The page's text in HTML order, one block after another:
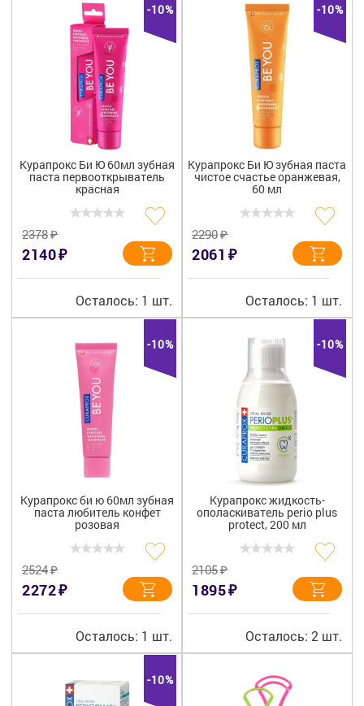
-10%
Курапрокс Би Ю 60мл зубная
паста первооткрыватель
красная
2378₽
2140₽
Осталось: 1 шт.
-10%
Курапрокс Би Ю зубная паста
чистое счастье оранжевая,
60 мл
2290₽
2061 ₽
Осталось: 1 шт.
-10%
Курапрокс би ю 60мл зубная
паста любитель конфет
розовая
2524₽
2272₽
Осталось: 1 шт.
-10%
Курапрокс жидкость-
ополаскиватель perio plus
protect, 200 мл
2105₽
1895₽
Осталось: 2 шт.
-10%